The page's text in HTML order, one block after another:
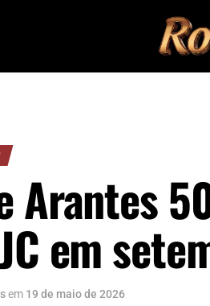
Arantes
em
em 19 de maio de 2026